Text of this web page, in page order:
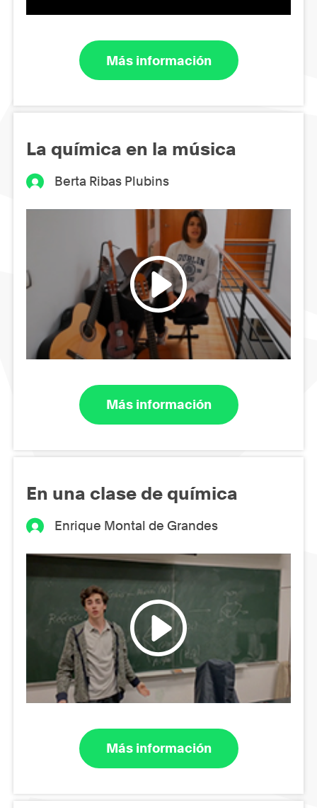
Más información
La química en la música
Berta Ribas Plubins
Más información
En una clase de química
Enrique Montal de Grandes
Más información